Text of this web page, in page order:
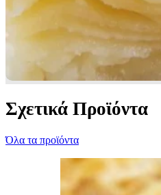
Σχετικά Προϊόντα
Όλα τα προϊόντα